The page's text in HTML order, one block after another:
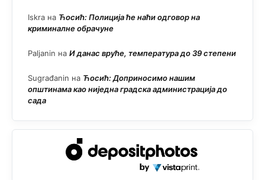
Iskra на Ћосић: Полиција ће наћи одговор на
криминалне обрачуне
Paljanin на И данас вруће, температура до 39 степени
Sugrađanin на Ћосић: Доприносимо нашим
општинама као ниједна градска администрација до
сада